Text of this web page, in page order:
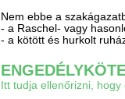
Nem ebbe a
- a Raschel- vagy
- a kötött és hurkolt
Itt tudja ellenőrizni,